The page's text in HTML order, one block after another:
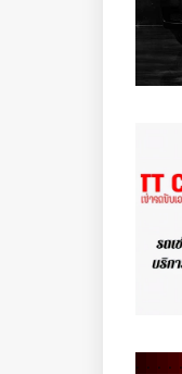
. . . . .